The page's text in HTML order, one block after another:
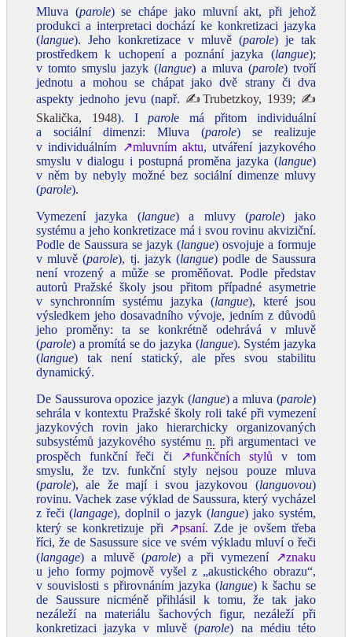
Mluva (parole) se chápe jako mluvní akt, při jehož
produkci a interpretaci dochází ke konkretizaci jazyka
(langue). Jeho konkretizace v mluvě (parole) je tak
prostředkem k uchopení a poznání jazyka (langue);
v tomto smyslu jazyk (langue) a mluva (parole) tvoří
jednotu a mohou se chápat jako dvě strany či dva
aspekty jednoho jevu (např. ✍Trubetzkoy, 1939; ✍
Skalička, 1948). Iparole má přitom individuální
a sociální dimenzi: Mluva (parole) se realizuje
v individuálním ↗mluvním aktu, utváření jazykového
smyslu v dialogu i postupná proměna jazyka (langue)
v něm by nebyly možné bez sociální dimenze mluvy
(parole).
Vymezení jazyka (langue) a mluvy (parole) jako
systému a jeho konkretizace má i svou rovinu akviziční.
Podle de Saussura se jazyk (langue) osvojuje a formuje
v mluvě (parole), tj. jazyk (langue) podle de Saussura
není vrozený a může se proměňovat. Podle představ
autorů Pražské školy jsou přitom případné asymetrie
v synchronním systému jazyka (langue), které jsou
výsledkem jeho dosavadního vývoje, jedním z důvodů
jeho proměny: ta se konkrétně odehrává v mluvě
(parole) a promítá se do jazyka (langue). Systém jazyka
(langue) tak není statický, ale přes svou stabilitu
dynamický.
De Saussurova opozice jazyk (langue) a mluva (parole)
sehrála v kontextu Pražské školy roli také při vymezení
jazykových rovin jako hierarchicky organizovaných
subsystémů jazykového systému n. při argumentaci ve
prospěch funkční řeči či
↗funkčních stylů v tom
smyslu, že tzv. funkční styly nejsou pouze mluva
(parole), ale že mají i svou jazykovou (languovou)
rovinu. Vachek zase výklad de Saussura, který vycházel
z řeči (langage), doplnil o jazyk (langue) jako systém,
který se konkretizuje při ↗psaní. Zde je ovšem třeba
říci, že de Sasussure sice ve svém výkladu mluví o řeči
(langage) a mluvě (parole) a při vymezení ↗znaku
u jeho formy pojmově vyšel z „akustického obrazu“,
v souvislosti s přirovnáním jazyka (langue) k šachu se
de Saussure nicméně přihlásil k tomu, že tak jako
nezáleží na materiálu šachových figur, nezáleží při
konkretizaci jazyka v mluvě (parole) na médiu této